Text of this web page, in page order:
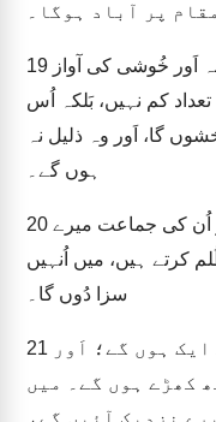
پر آباد ہوگا۔
19
کم نہیں، بَلکہ اُس
گا، اَور وہ ذلیل نہ
ہوں گے۔
20
کرتے ہیں، میں اُنہیں
سزا دُوں گا۔
21
کھڑے ہوں گے۔ میں
نزدیک آئیں گے،